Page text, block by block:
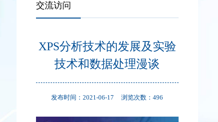
交流访问
XPS分析技术的发展及实验
技术和数据处理漫谈
发布时间：2021-06-17 浏览次数：496